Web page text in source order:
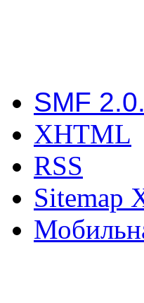
SMF
XHTML
RSS
Sitemap